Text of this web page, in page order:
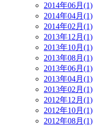
2014年06月(1)
2014年04月(1)
2014年02月(1)
2013年12月(1)
2013年10月(1)
2013年08月(1)
2013年06月(1)
2013年04月(1)
2013年02月(1)
2012年12月(1)
2012年10月(1)
2012年08月(1)